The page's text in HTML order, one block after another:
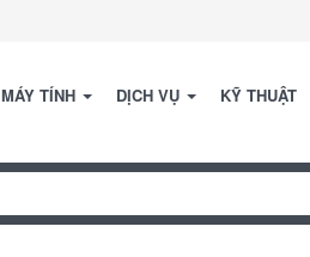
MÁY TÍNH DỊCH VỤ KỸ THUẬT